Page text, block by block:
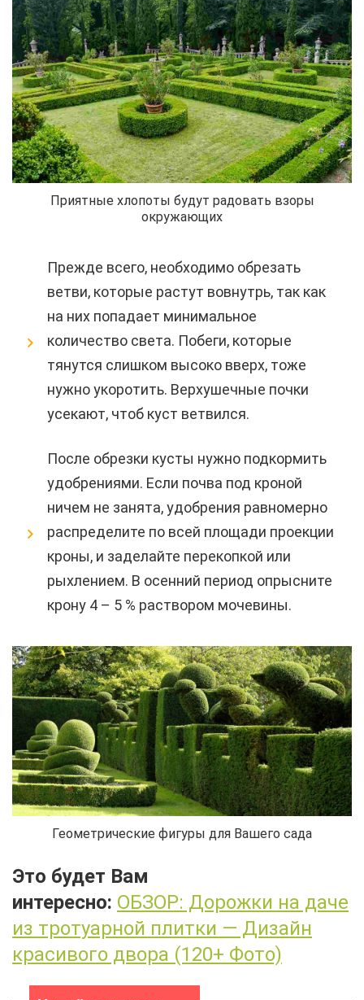
Приятные хлопоты будут радовать взоры
окружающих
Прежде всего, необходимо обрезать
ветви, которые растут вовнутрь, так как
на них попадает минимальное
количество света. Побеги, которые
тянутся слишком высоко вверх, тоже
нужно укоротить. Верхушечные почки
усекают, чтоб куст ветвился.
После обрезки кусты нужно подкормить
удобрениями. Если почва под кроной
ничем не занята, удобрения равномерно
распределите по всей площади проекции
кроны, и заделайте перекопкой или
рыхлением. В осенний период опрысните
крону 4 – 5 % раствором мочевины.
Геометрические фигуры для Вашего сада
Это будет Вам
интересно: ОБЗОР: Дорожки на даче
из тротуарной плитки — Дизайн
красивого двора (120+ Фото)